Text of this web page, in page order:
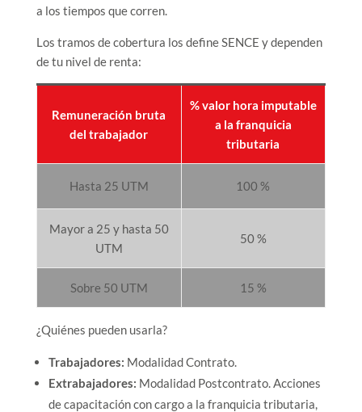
a los tiempos que corren.
Los tramos de cobertura los define SENCE y dependen
de tu nivel de renta:
Remuneración bruta
del trabajador
% valor hora imputable
a la franquicia
tributaria
Hasta 25 UTM 100 %
Mayor a 25 y hasta 50
UTM
50 %
Sobre 50 UTM 15 %
¿Quiénes pueden usarla?
Trabajadores: Modalidad Contrato.
Extrabajadores: Modalidad Postcontrato. Acciones
de capacitación con cargo a la franquicia tributaria,